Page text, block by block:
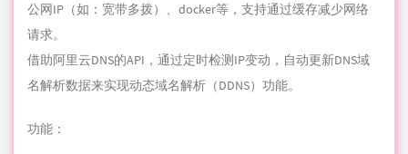
公网IP（如：宽带多拨）、 docker等，支持通过缓存减少网络
请求。
借助阿里云DNS的API，通过定时检测IP变动，自动更新DNS域
名解析数据来实现动态域名解析（DDNS）功能。
功能：